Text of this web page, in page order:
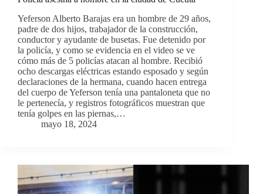
Yeferson Alberto Barajas era un hombre de 29 años,
padre de dos hijos, trabajador de la construcción,
conductor y ayudante de busetas. Fue detenido por
la policía, y como se evidencia en el video se ve
cómo más de 5 policías atacan al hombre. Recibió
ocho descargas eléctricas estando esposado y según
declaraciones de la hermana, cuando hacen entrega
del cuerpo de Yeferson tenía una pantaloneta que no
le pertenecía, y registros fotográficos muestran que
tenía golpes en las piernas,…
mayo 18, 2024